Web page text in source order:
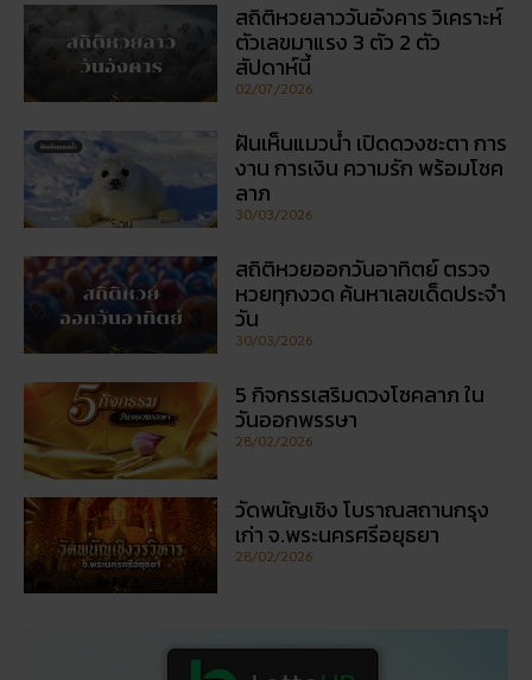
สถิติหวยลาววันอังคาร วิเคราะห์
ตัวเลขมาแรง 3 ตัว 2 ตัว
สัปดาห์นี้
02/07/2026
ฝันเห็นแมวน้ำ เปิดดวงชะตา การ
งาน การเงิน ความรัก พร้อมโชค
ลาภ
30/03/2026
สถิติหวยออกวันอาทิตย์ ตรวจ
หวยทุกงวด ค้นหาเลขเด็ดประจำ
วัน
30/03/2026
5 กิจกรรเสริมดวงโชคลาภ ใน
วันออกพรรษา
28/02/2026
วัดพนัญเชิง โบราณสถานกรุง
เก่า จ.พระนครศรีอยุธยา
28/02/2026